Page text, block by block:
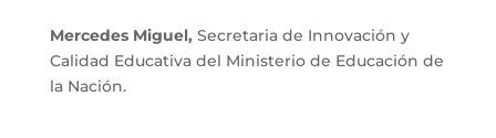
Mercedes Miguel, Secretaria de Innovación y
Calidad Educativa del Ministerio de Educación de
la Nación.